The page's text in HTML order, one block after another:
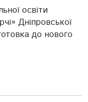
освіти
Дніпровської
до нового